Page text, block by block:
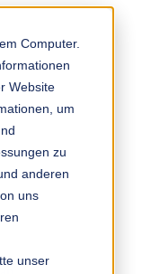
Computer.
Website
um
zu
anderen
uns
unser